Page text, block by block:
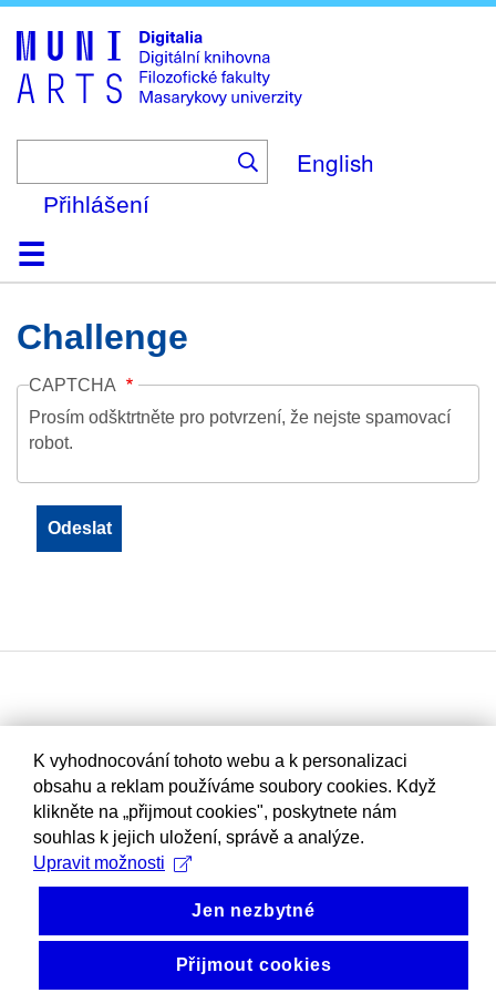
to
main
content
English
Přihlášení
DomůKolekce
Prohlížení
Vyhledávání
O platformě
Nápověda
KontaktDigitalia
Challenge
CAPTCHA
Prosím odšktrtněte pro potvrzení, že nejste spamovací
robot.
K vyhodnocování tohoto webu a k personalizaci
obsahu a reklam používáme soubory cookies. Když
klikněte na „přijmout cookies", poskytnete nám
souhlas k jejich uložení, správě a analýze.
Upravit možnosti
Jen nezbytné
Přijmout cookies